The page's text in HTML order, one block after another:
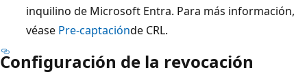
inquilino de Microsoft Entra. Para más información,
véase Pre-captaciónde CRL.
Configuración de la revocación